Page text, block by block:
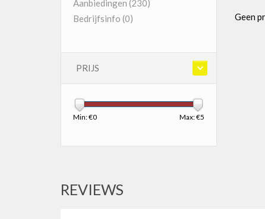
Aanbiedingen (230)
Bedrijfsinfo (0)
PRIJS
Min: €0 Max: €5
REVIEWS
Geen